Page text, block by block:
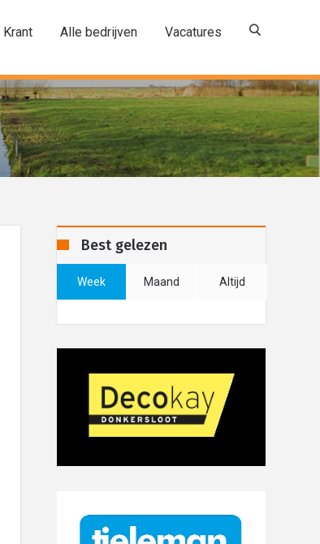
Krant Alle bedrijven Vacatures
Best gelezen
Week Maand Altijd